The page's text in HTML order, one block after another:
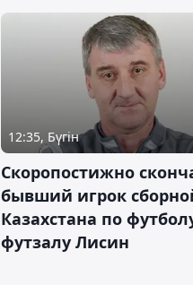
12:35, Бүгін
Скоропостижно
бывший игрок
Казахстана по
футзалу Лисин